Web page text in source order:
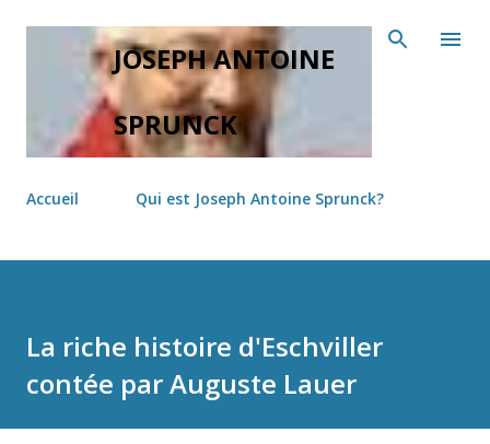
Accéder au contenu principal
JOSEPH ANTOINE
SPRUNCK
Accueil Qui est Joseph Antoine Sprunck?
La riche histoire d'Eschviller
contée par Auguste Lauer